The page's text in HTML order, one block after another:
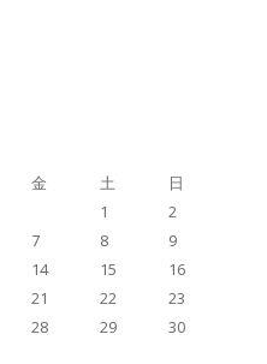
金 土
日
1
2
7 8
9
14 15
16
21 22
23
28 29
30